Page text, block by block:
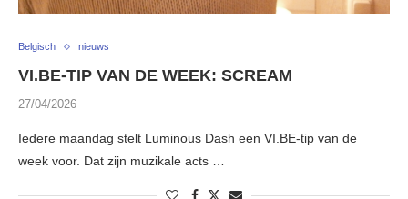
Belgisch nieuws
VI.BE-TIP VAN DE WEEK: SCREAM
27/04/2026
Iedere maandag stelt Luminous Dash een VI.BE-tip van de
week voor. Dat zijn muzikale acts …